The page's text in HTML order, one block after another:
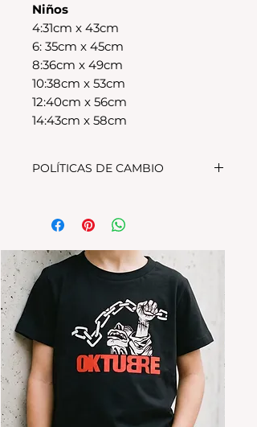
Niños
4:31cm x 43cm
6: 35cm x 45cm
8:36cm x 49cm
10:38cm x 53cm
12:40cm x 56cm
14:43cm x 58cm
POLÍTICAS DE CAMBIO
cambio, el producto debe
encontrarse sin uso y en su
packaging original.Los cambios
se realizan solamente por lo
disponible en stock en el
local.Tener en cuenta que se
estampa a pedido, el stock de la
tienda online para compras
nuevas NO es el mismo que el del
local
Los productos personalizados NO
*La ropa de otras temporadas o